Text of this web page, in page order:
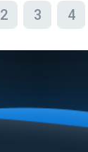
2 3 4